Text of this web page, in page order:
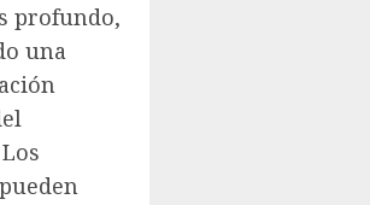
profundo,
una